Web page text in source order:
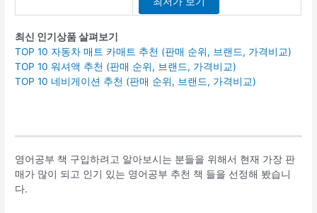
최신 인기상품 살펴보기
TOP 10 자동차 매트 카매트 추천 (판매 순위, 브랜드, 가격비교)
TOP 10 워셔액 추천 (판매 순위, 브랜드, 가격비교)
TOP 10 네비게이션 추천 (판매 순위, 브랜드, 가격비교)
영어공부 책 구입하려고 알아보시는 분들을 위해서 현재 가장 판
매가 많이 되고 인기 있는 영어공부 추천 책 들을 선정해 봤습니
다.